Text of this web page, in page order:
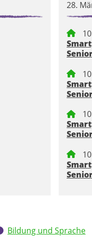
28.
Bildung und Sprache